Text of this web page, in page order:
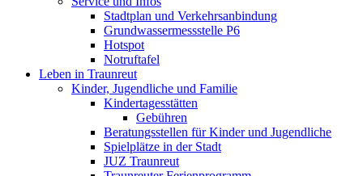
Stadtplan und Verkehrsanbindung
Grundwassermessstelle P6
Hotspot
Notruftafel
Leben in Traunreut
Kinder, Jugendliche und Familie
Kindertagesstätten
Gebühren
Beratungsstellen für Kinder und Jugendliche
Spielplätze in der Stadt
JUZ Traunreut